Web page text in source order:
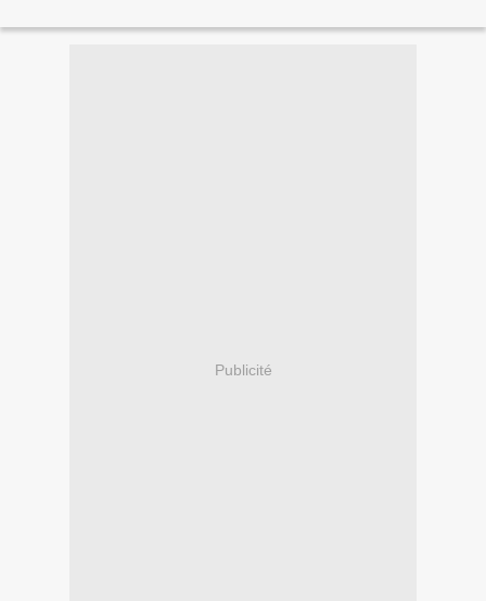
Publicité